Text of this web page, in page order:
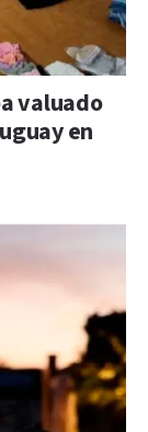
valuado
en